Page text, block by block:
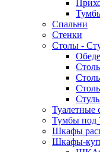
Спальни
Стенки
Столы -
Туалетные
Тумбы под
Шкафы
Шкафы-